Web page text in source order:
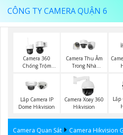
CÔNG TY CAMERA QUẬN 6
Camera 360
Chống Trộm
Camera Thu Âm
Trong Nhà
Lắp Camera IP
Dome Hikvision
Camera Xoay 360
Hikvision
Lắp
Camera Quan Sát Camera Hikvision